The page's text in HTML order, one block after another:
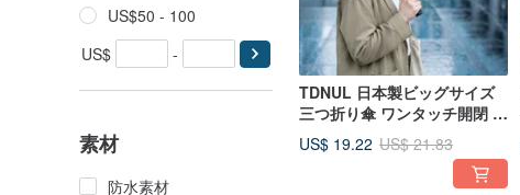
US$50 - 100
US$
-
素材
防水素材
TDNUL 日本製ビッグサイズ
三つ折り傘 ワンタッチ開閉 日
焼け防止黒ビニールコーティ
ング折りたたみ日傘雨傘（ス
US$ 19.22 US$ 21.83